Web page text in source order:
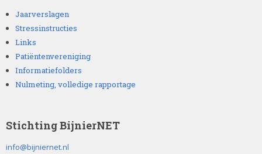
Jaarverslagen
Stressinstructies
Links
Patiëntenvereniging
Informatiefolders
Nulmeting, volledige rapportage
Stichting BijnierNET
info@bijniernet.nl